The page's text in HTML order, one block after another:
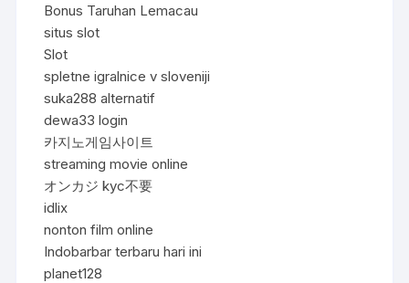
Bonus Taruhan Lemacau
situs slot
Slot
spletne igralnice v sloveniji
suka288 alternatif
dewa33 login
카지노게임사이트
streaming movie online
オンカジ kyc不要
idlix
nonton film online
Indobarbar terbaru hari ini
planet128